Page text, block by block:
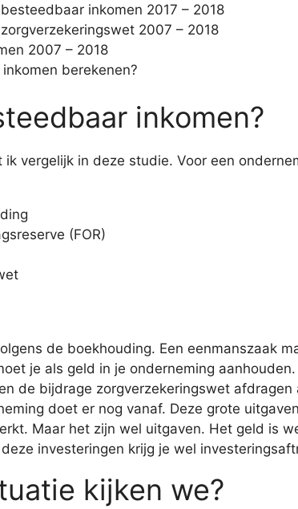
inkomen 2017 – 2018
2007 – 2018
2007 – 2018
berekenen?
inkomen?
vergelijk in deze studie. Voor een
(FOR)
de boekhouding. Een eenmanszaak
je als geld in je onderneming
de bijdrage zorgverzekeringswet
doet er nog vanaf. Deze grote
Maar het zijn wel uitgaven. Het geld is
investeringen krijg je wel
kijken we?